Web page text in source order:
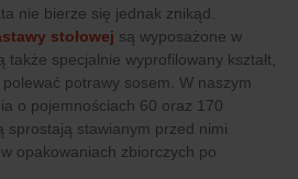
nie bierze się jednak znikąd.
stołowej są wyposażone w
specjalnie wyprofilowany kształt,
potrawy sosem. W naszym
o pojemnościach 60 oraz 170
sprostają stawianym przed nimi
opakowaniach zbiorczych po